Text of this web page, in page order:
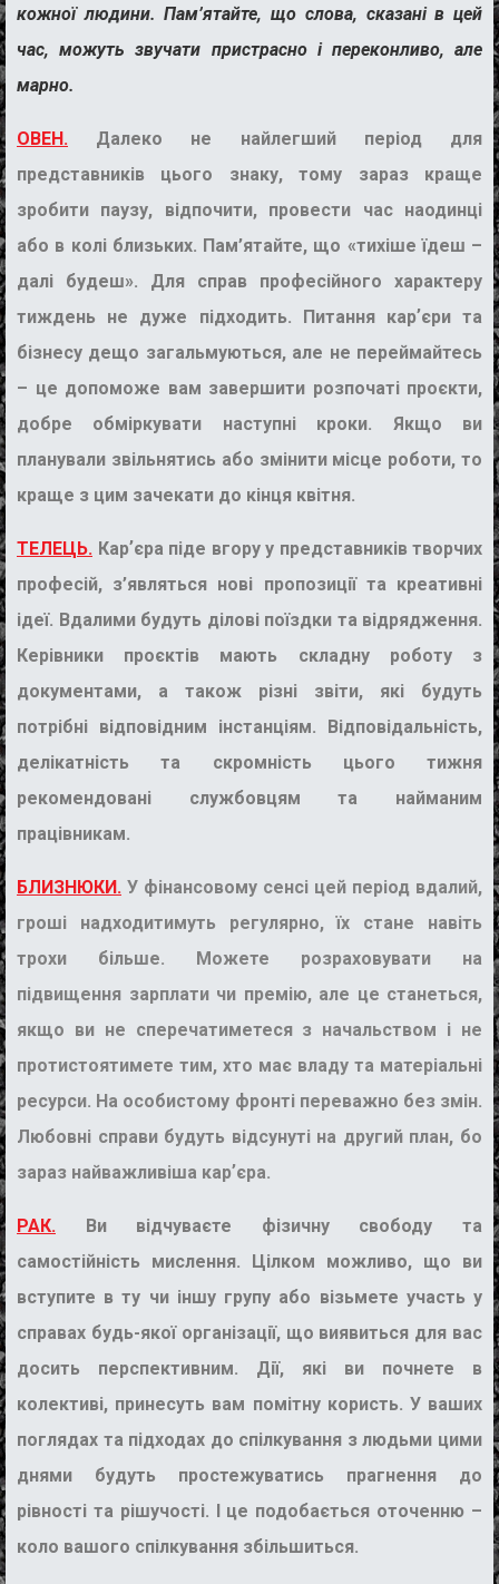
кожної людини. Пам’ятайте, що слова, сказані в цей
час, можуть звучати пристрасно і переконливо, але
марно.
ОВЕН.
Далеко не найлегший період для
представників цього знаку, тому зараз краще
зробити паузу, відпочити, провести час наодинці
або в колі близьких. Пам’ятайте, що «тихіше їдеш –
далі будеш». Для справ професійного характеру
тиждень не дуже підходить. Питання карʼєри та
бізнесу дещо загальмуються, але не переймайтесь
– це допоможе вам завершити розпочаті проєкти,
добре обміркувати наступні кроки. Якщо ви
планували звільнятись або змінити місце роботи, то
краще з цим зачекати до кінця квітня.
ТЕЛЕЦЬ. Карʼєра піде вгору у представників творчих
професій, з’являться нові пропозиції та креативні
ідеї. Вдалими будуть ділові поїздки та відрядження.
Керівники проєктів мають складну роботу з
документами, а також різні звіти, які будуть
потрібні відповідним інстанціям. Відповідальність,
делікатність та скромність цього тижня
рекомендовані службовцям та найманим
працівникам.
БЛИЗНЮКИ. У фінансовому сенсі цей період вдалий,
гроші надходитимуть регулярно, їх стане навіть
трохи більше. Можете розраховувати на
підвищення зарплати чи премію, але це станеться,
якщо ви не сперечатиметеся з начальством і не
протистоятимете тим, хто має владу та матеріальні
ресурси. На особистому фронті переважно без змін.
Любовні справи будуть відсунуті на другий план, бо
зараз найважливіша карʼєра.
РАК.
Ви відчуваєте фізичну свободу та
самостійність мислення. Цілком можливо, що ви
вступите в ту чи іншу групу або візьмете участь у
справах будь-якої організації, що виявиться для вас
досить перспективним. Дії, які ви почнете в
колективі, принесуть вам помітну користь. У ваших
поглядах та підходах до спілкування з людьми цими
днями будуть простежуватись прагнення до
рівності та рішучості. І це подобається оточенню –
коло вашого спілкування збільшиться.